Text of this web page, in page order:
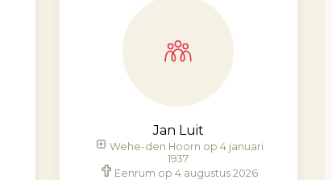
Jan Luit
Wehe-den Hoorn op 4 januari
1937
Eenrum op 4 augustus 2026